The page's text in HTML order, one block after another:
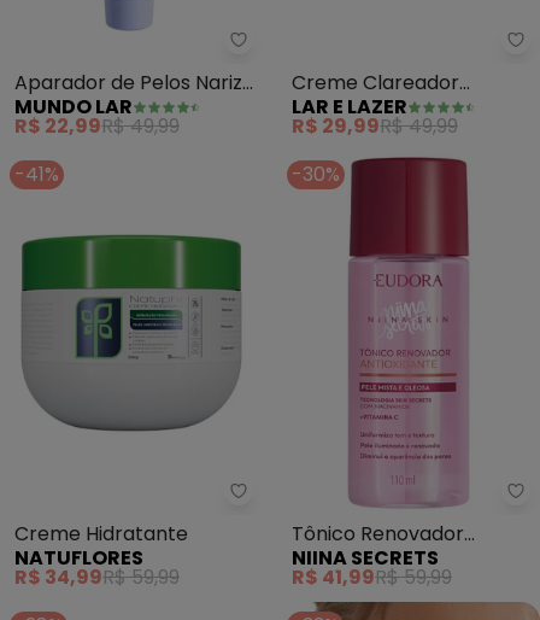
Mundo Lar - Aparador de Pelos
Aparador de Pelos Nariz
e Orelha (Em Metal) 1
Peça
MUNDO LAR
R$ 22,99R$ 49,99
Creme Clareador
(Noturno Clearderm) 30
Gramas
LAR E LAZER
R$ 29,99R$ 49,99
-41%
Natuflores - Creme Hidratante
Creme Hidratante
NATUFLORES
R$ 34,99R$ 59,99
-30%
Tônico Renovador
Antioxidante Skin
NIINA SECRETS
R$ 41,99R$ 59,99